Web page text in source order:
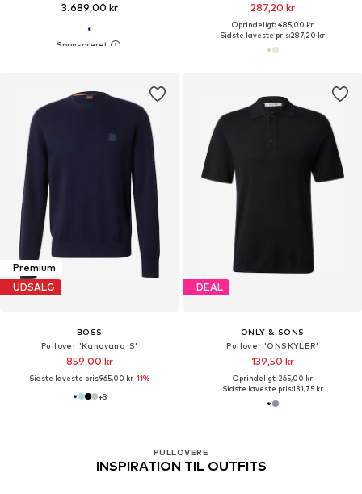
3.689,00 kr 287,20 kr
Oprindeligt: 485,00 kr
Sidste laveste pris:287,20 kr
Premium
UDSALG
BOSS
Pullover 'Kanovano_S'
859,00 kr
Sidste laveste pris:965,00 kr-11%
+3
DEAL
ONLY & SONS
Pullover 'ONSKYLER'
139,50 kr
Oprindeligt: 265,00 kr
Sidste laveste pris:131,75 kr
PULLOVERE
INSPIRATION TIL OUTFITS